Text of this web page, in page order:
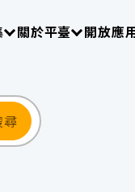
請使用 TAB 操作選單
關於平臺請使用
開放應
尋